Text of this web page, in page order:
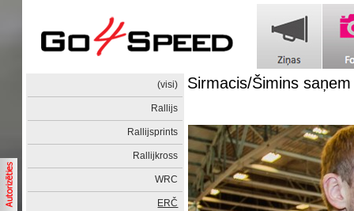
(visi)
Rallijs
Rallijsprints
Rallijkross
WRC
ERČ
Sirmacis/Šimins